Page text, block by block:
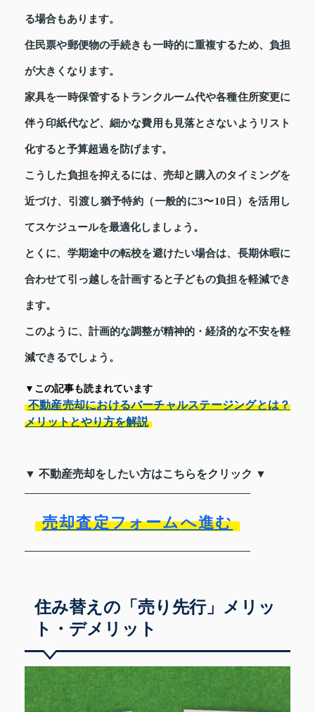
る場合もあります。
住民票や郵便物の手続きも一時的に重複するため、負担
が大きくなります。
家具を一時保管するトランクルーム代や各種住所変更に
伴う印紙代など、細かな費用も見落とさないようリスト
化すると予算超過を防げます。
こうした負担を抑えるには、売却と購入のタイミングを
近づけ、引渡し猶予特約（一般的に3〜10日）を活用し
てスケジュールを最適化しましょう。
とくに、学期途中の転校を避けたい場合は、長期休暇に
合わせて引っ越しを計画すると子どもの負担を軽減でき
ます。
このように、計画的な調整が精神的・経済的な不安を軽
減できるでしょう。
▼この記事も読まれています
不動産売却におけるバーチャルステージングとは？
メリットとやり方を解説
▼ 不動産売却をしたい方はこちらをクリック ▼
売却査定フォームへ進む
住み替えの「売り先行」メリッ
ト・デメリット